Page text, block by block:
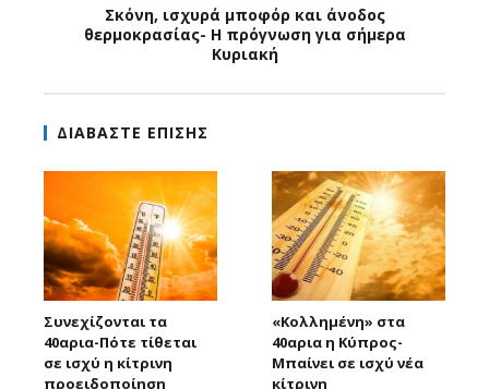
Σκόνη, ισχυρά μποφόρ και άνοδος
θερμοκρασίας- H πρόγνωση για σήμερα
Κυριακή
ΔΙΑΒΑΣΤΕ ΕΠΙΣΗΣ
Συνεχίζονται τα
40αρια-Πότε τίθεται
σε ισχύ η κίτρινη
προειδοποίηση
«Κολλημένη» στα
40αρια η Κύπρος-
Μπαίνει σε ισχύ νέα
κίτρινη